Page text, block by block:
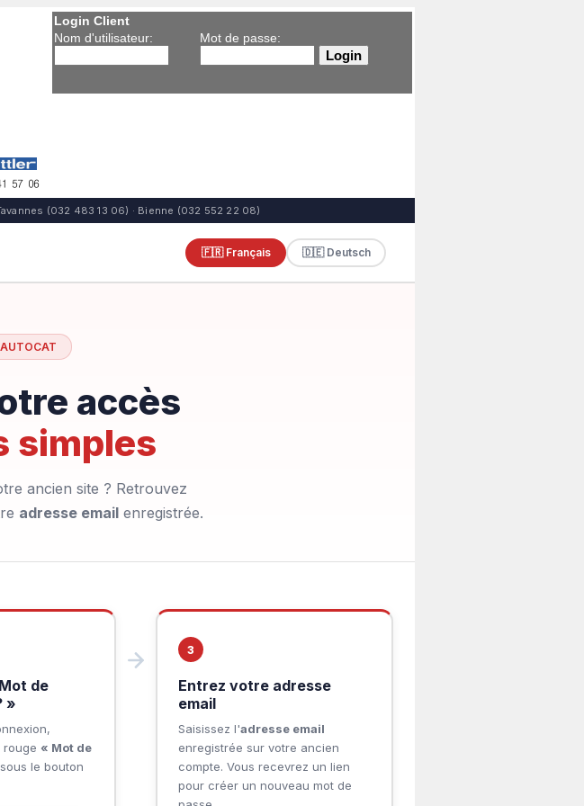
Login Client
Nom d'utilisateur:
Mot de passe: